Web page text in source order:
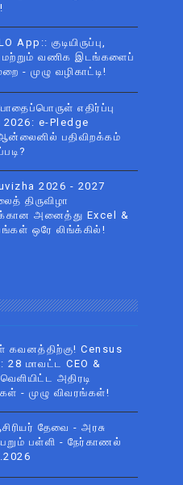
App:: குடியிருப்பு,
மற்றும் வணிக இடங்களைப்
- முழு வழிகாட்டி!
எதிர்ப்பு
2026: e-Pledge
பதிவிறக்கம்
2026 - 2027
திருவிழா
அனைத்து Excel &
ஒரே லிங்க்கில்!
கவனத்திற்கு! Census
28 மாவட்ட CEO &
அதிரடி
- முழு விவரங்கள்!
தேவை - அரசு
பெறும் பள்ளி - நேர்காணல்